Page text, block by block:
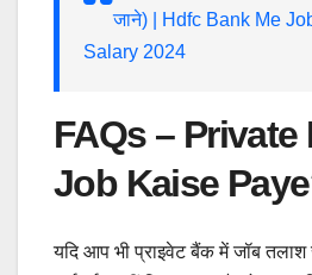
जाने) | Hdfc Bank Me
Salary 2024
FAQs – Private
Job Kaise
यदि आप भी प्राइवेट बैंक में जॉब